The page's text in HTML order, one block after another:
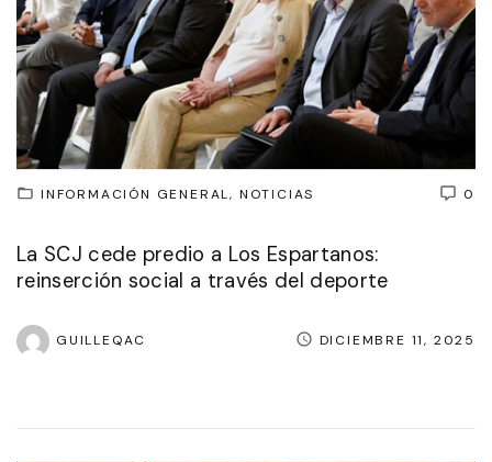
0
INFORMACIÓN GENERAL NOTICIAS
La SCJ cede predio a Los Espartanos:
reinserción social a través del deporte
GUILLEQAC DICIEMBRE 11, 2025